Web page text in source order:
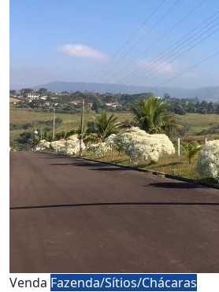
Venda Fazenda/Sítios/Chácaras